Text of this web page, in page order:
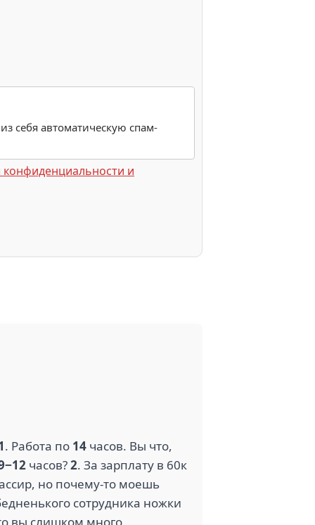
себя автоматическую спам-
и
. Работа по 14 часов. Вы что,
часов?2. За зарплату в 60к
но почему-то моешь
сотрудника ножки